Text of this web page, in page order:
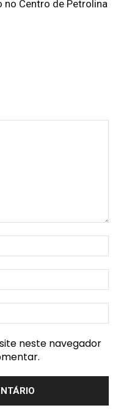
no Centro de Petrolina
neste navegador